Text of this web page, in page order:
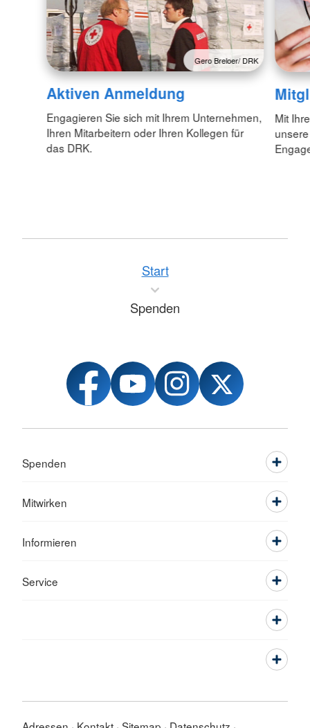
Gero Breloer/ DRK
Aktiven Anmeldung
Engagieren Sie sich mit Ihrem Unternehmen,
Ihren Mitarbeitern oder Ihren Kollegen für
das DRK.
Mit
Start
Spenden
Spenden
Mitwirken
Informieren
Service